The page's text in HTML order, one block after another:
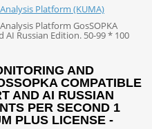
Platform (KUMA)
Platform GosSOPKA
Russian Edition. 50-99 * 100
AND
COMPATIBLE
AND AI RUSSIAN
PER SECOND 1
PLUS LICENSE -